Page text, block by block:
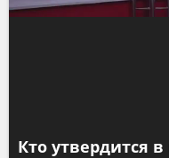
Кто утвердится